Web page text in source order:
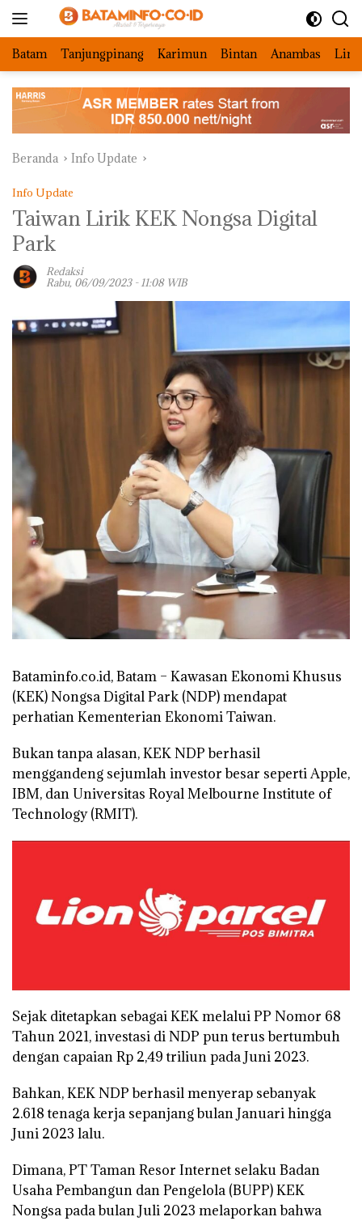
Batam Tanjungpinang Karimun Bintan Anambas
Beranda Info Update
Info Update
Taiwan Lirik KEK Nongsa Digital
Park
Redaksi
Rabu, 06/09/2023 - 11:08 WIB
Bataminfo.co.id, Batam – Kawasan Ekonomi Khusus
(KEK) Nongsa Digital Park (NDP) mendapat
perhatian Kementerian Ekonomi Taiwan.
Bukan tanpa alasan, KEK NDP berhasil
menggandeng sejumlah investor besar seperti Apple,
IBM, dan Universitas Royal Melbourne Institute of
Technology (RMIT).
Sejak ditetapkan sebagai KEK melalui PP Nomor 68
Tahun 2021, investasi di NDP pun terus bertumbuh
dengan capaian Rp 2,49 triliun pada Juni 2023.
Bahkan, KEK NDP berhasil menyerap sebanyak
2.618 tenaga kerja sepanjang bulan Januari hingga
Juni 2023 lalu.
Dimana, PT Taman Resor Internet selaku Badan
Usaha Pembangun dan Pengelola (BUPP) KEK
Nongsa pada bulan Juli 2023 melaporkan bahwa